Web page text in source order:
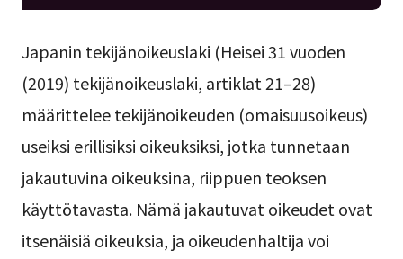
Japanin tekijänoikeuslaki (Heisei 31 vuoden
(2019) tekijänoikeuslaki, artiklat 21–28)
määrittelee tekijänoikeuden (omaisuusoikeus)
useiksi erillisiksi oikeuksiksi, jotka tunnetaan
jakautuvina oikeuksina, riippuen teoksen
käyttötavasta. Nämä jakautuvat oikeudet ovat
itsenäisiä oikeuksia, ja oikeudenhaltija voi